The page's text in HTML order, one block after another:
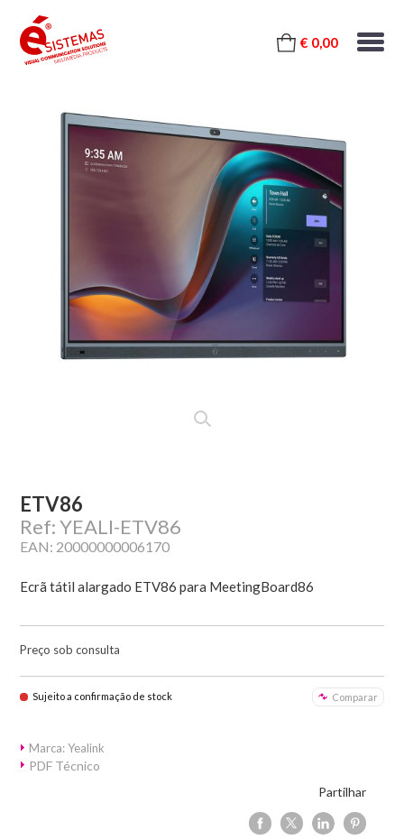
€ 0,00
ETV86
Ref: YEALI-ETV86
EAN: 20000000006170
Ecrã tátil alargado ETV86 para MeetingBoard86
Preço sob consulta
Sujeito a confirmação de stock Comparar
Marca: Yealink
PDF Técnico
Partilhar